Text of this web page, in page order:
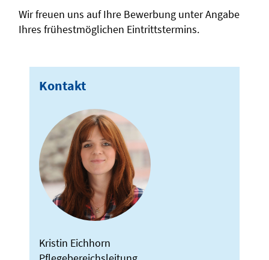
Wir freuen uns auf Ihre Bewerbung unter Angabe
Ihres frühestmöglichen Eintrittstermins.
Kontakt
Kristin Eichhorn